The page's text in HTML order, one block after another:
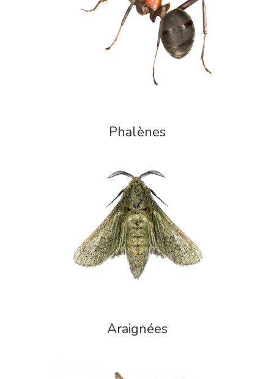
Phalènes
Araignées